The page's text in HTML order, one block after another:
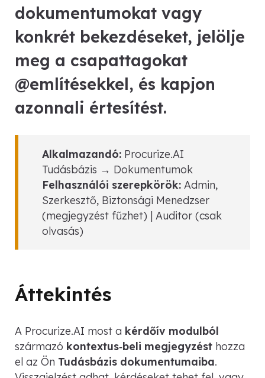
dokumentumokat vagy
konkrét bekezdéseket, jelölje
meg a csapattagokat
@említésekkel, és kapjon
azonnali értesítést.
Alkalmazandó: Procurize.AI
Tudásbázis → Dokumentumok
Felhasználói szerepkörök: Admin,
Szerkesztő, Biztonsági Menedzser
(megjegyzést fűzhet) | Auditor (csak
olvasás)
Áttekintés
A Procurize.AI most a kérdőív modulból
származó kontextus‑beli megjegyzést hozza
el az Ön Tudásbázis dokumentumaiba.